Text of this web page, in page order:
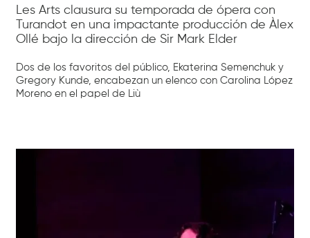
Les Arts clausura su temporada de ópera con
Turandot en una impactante producción de Àlex
Ollé bajo la dirección de Sir Mark Elder
Dos de los favoritos del público, Ekaterina Semenchuk y
Gregory Kunde, encabezan un elenco con Carolina López
Moreno en el papel de Liù